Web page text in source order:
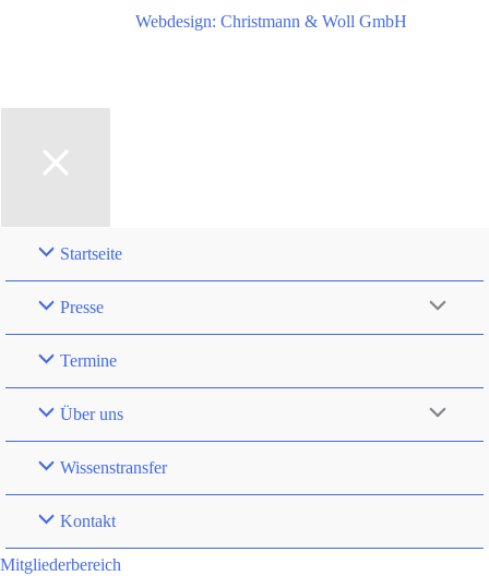
Webdesign: Christmann & Woll GmbH
Startseite
Presse
Termine
Über uns
Wissenstransfer
Kontakt
Mitgliederbereich